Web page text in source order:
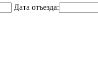
Дата отъезда: